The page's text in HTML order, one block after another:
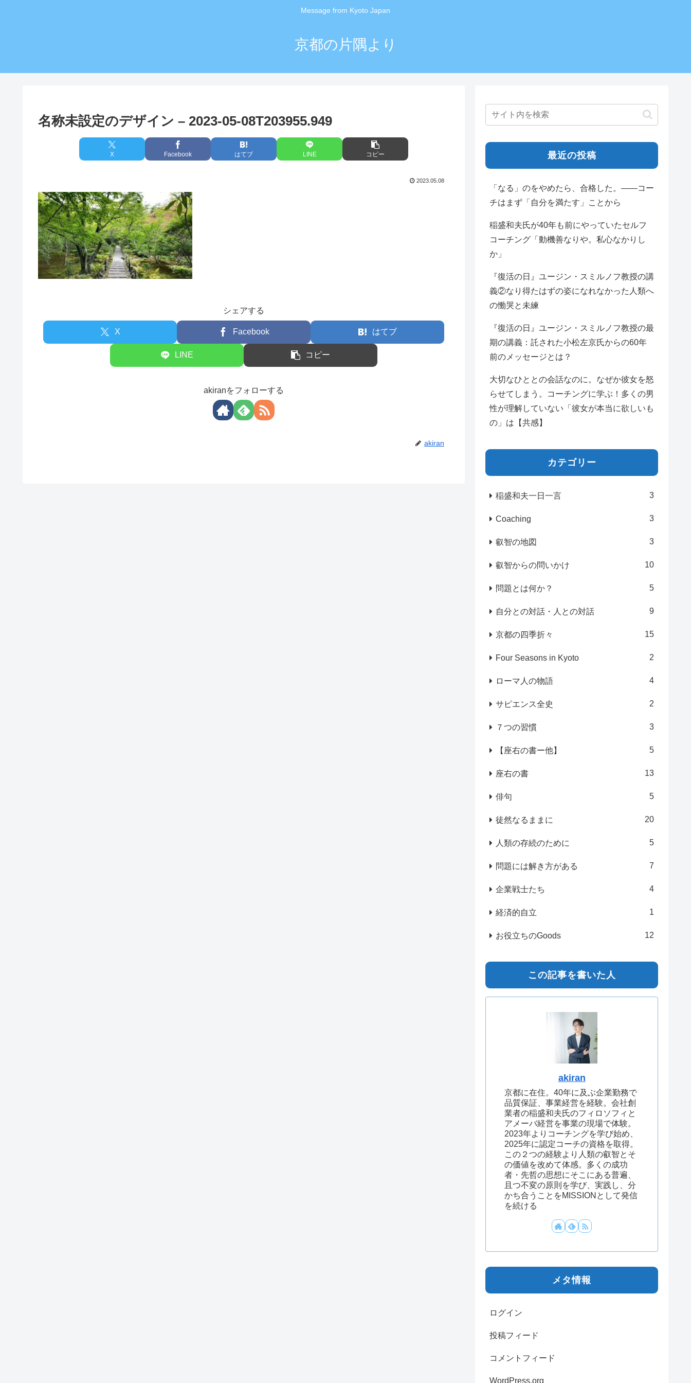
Message from Kyoto Japan
京都の片隅より
名称未設定のデザイン – 2023-05-08T203955.949
X Facebook はてブ LINE コピー
2023.05.08
シェアする
X Facebook はてブ
LINE コピー
akiranをフォローする
akiran
最近の投稿
「なる」のをやめたら、合格した。——コー
チはまず「自分を満たす」ことから
稲盛和夫氏が40年も前にやっていたセルフ
コーチング「動機善なりや。私心なかりし
か」
『復活の日』ユージン・スミルノフ教授の講
義②なり得たはずの姿になれなかった人類へ
の慟哭と未練
『復活の日』ユージン・スミルノフ教授の最
期の講義：託された小松左京氏からの60年
前のメッセージとは？
大切なひととの会話なのに。なぜか彼女を怒
らせてしまう。コーチングに学ぶ！多くの男
性が理解していない「彼女が本当に欲しいも
の」は【共感】
カテゴリー
稲盛和夫一日一言 3
Coaching 3
叡智の地図 3
叡智からの問いかけ 10
問題とは何か？ 5
自分との対話・人との対話 9
京都の四季折々 15
Four Seasons in Kyoto 2
ローマ人の物語 4
サピエンス全史 2
７つの習慣 3
【座右の書ー他】 5
座右の書 13
俳句 5
徒然なるままに 20
人類の存続のために 5
問題には解き方がある 7
企業戦士たち 4
経済的自立 1
お役立ちのGoods 12
この記事を書いた人
akiran
京都に在住。40年に及ぶ企業勤務で
品質保証、事業経営を経験。会社創
業者の稲盛和夫氏のフィロソフィと
アメーバ経営を事業の現場で体験。
2023年よりコーチングを学び始め、
2025年に認定コーチの資格を取得。
この２つの経験より人類の叡智とそ
の価値を改めて体感。多くの成功
者・先哲の思想にそこにある普遍、
且つ不変の原則を学び、実践し、分
かち合うことをMISSIONとして発信
を続ける
メタ情報
ログイン
投稿フィード
コメントフィード
WordPress.org